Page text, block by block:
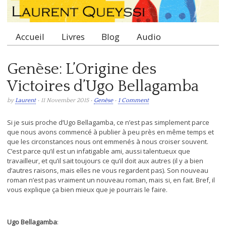
Main menu
Accueil Livres Blog Audio
Genèse: L’Origine des
Victoires d’Ugo Bellagamba
byLaurent• 11 November 2015 • Genèse• 1 Comment
Si je suis proche d’Ugo Bellagamba, ce n’est pas simplement parce
que nous avons commencé à publier à peu près en même temps et
que les circonstances nous ont emmenés à nous croiser souvent.
C’est parce qu’il est un infatigable ami, aussi talentueux que
travailleur, et qu’il sait toujours ce qu’il doit aux autres (il y a bien
d’autres raisons, mais elles ne vous regardent pas). Son nouveau
roman n’est pas vraiment un nouveau roman, mais si, en fait. Bref, il
vous explique ça bien mieux que je pourrais le faire.
Ugo Bellagamba: